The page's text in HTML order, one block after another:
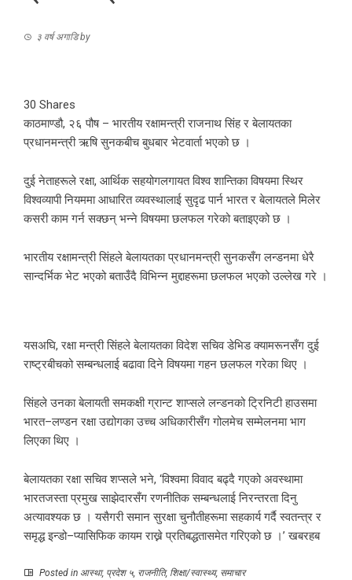
३ वर्ष अगाडिby
30 Shares
काठमाण्डौ, २६ पौष – भारतीय रक्षामन्त्री राजनाथ सिंह र बेलायतका
प्रधानमन्त्री ऋषि सुनकबीच बुधबार भेटवार्ता भएको छ ।
दुई नेताहरूले रक्षा, आर्थिक सहयोगलगायत विश्व शान्तिका विषयमा स्थिर
विश्वव्यापी नियममा आधारित व्यवस्थालाई सुदृढ पार्न भारत र बेलायतले मिलेर
कसरी काम गर्न सक्छन् भन्ने विषयमा छलफल गरेको बताइएको छ ।
भारतीय रक्षामन्त्री सिंहले बेलायतका प्रधानमन्त्री सुनकसँग लन्डनमा धेरै
सान्दर्भिक भेट भएको बताउँदै विभिन्न मुद्दाहरूमा छलफल भएको उल्लेख गरे ।
यसअघि, रक्षा मन्त्री सिंहले बेलायतका विदेश सचिव डेभिड क्यामरूनसँग दुई
राष्ट्रबीचको सम्बन्धलाई बढावा दिने विषयमा गहन छलफल गरेका थिए ।
सिंहले उनका बेलायती समकक्षी ग्रान्ट शाप्सले लन्डनको ट्रिनिटी हाउसमा
भारत–लण्डन रक्षा उद्योगका उच्च अधिकारीसँग गोलमेच सम्मेलनमा भाग
लिएका थिए ।
बेलायतका रक्षा सचिव शप्सले भने, ‘विश्वमा विवाद बढ्दै गएको अवस्थामा
भारतजस्ता प्रमुख साझेदारसँग रणनीतिक सम्बन्धलाई निरन्तरता दिनु
अत्यावश्यक छ । यसैगरी समान सुरक्षा चुनौतीहरूमा सहकार्य गर्दै स्वतन्त्र र
समृद्ध इन्डो–प्यासिफिक कायम राख्ने प्रतिबद्धतासमेत गरिएको छ ।’ खबरहब
Posted in आस्था, प्रदेश ५, राजनीति, शिक्षा/स्वास्थ्य, समाचार